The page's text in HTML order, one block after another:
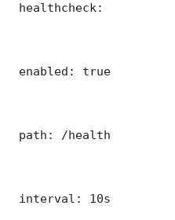
healthcheck:
enabled: true
path: /health
interval: 10s